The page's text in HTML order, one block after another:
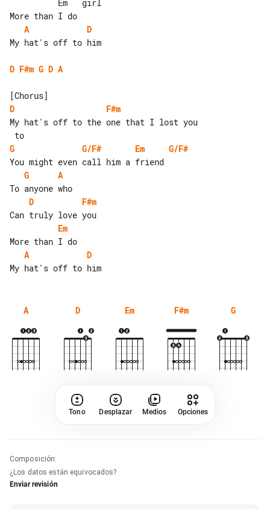
A
D
My hat's off to him
D F#m G D A
D
F#m
My hat's off to the one that I lost you
G
G/F# Em
G/F#
G
A
D
F#m
Em
A
D
A D Em F#m G
Tono Desplazar Medios Opciones
Composición:
¿Los datos están equivocados?
Enviar revisión